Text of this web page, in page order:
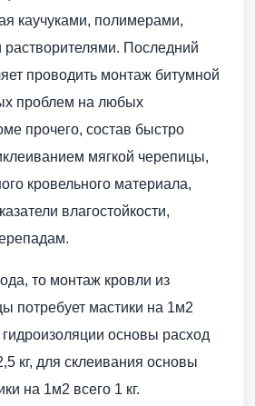
каучуками, полимерами,
растворителями. Последний
проводить монтаж битумной
проблем на любых
прочего, состав быстро
мягкой черепицы,
кровельного материала,
влагостойкости,
то монтаж кровли из
потребует мастики на 1м2
гидроизоляции основы расход
кг, для склеивания основы
на 1м2 всего 1 кг.